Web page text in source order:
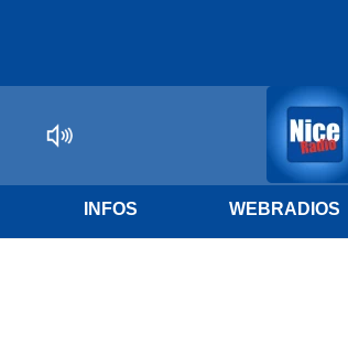
INFOS WEBRADIOS